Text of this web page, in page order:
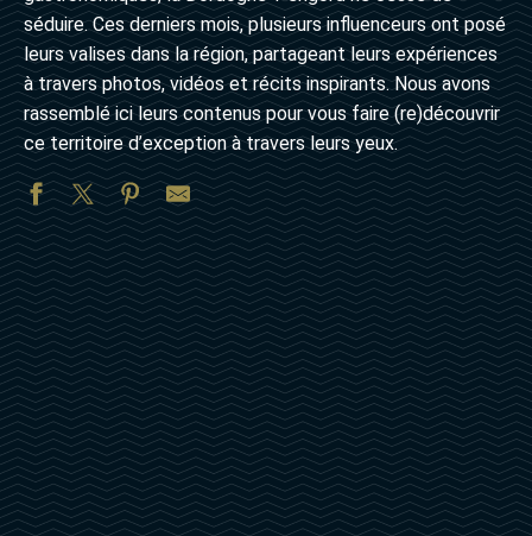
séduire. Ces derniers mois, plusieurs influenceurs ont posé
leurs valises dans la région, partageant leurs expériences
à travers photos, vidéos et récits inspirants. Nous avons
rassemblé ici leurs contenus pour vous faire (re)découvrir
ce territoire d’exception à travers leurs yeux.